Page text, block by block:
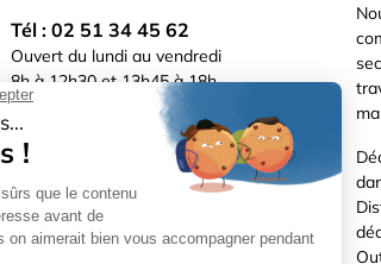
Tél : 02 51 34 45 62
Ouvert du lundi au vendredi
8h à 12h30 et 13h45 à 18h
(17h30 le vendredi)
Rue du Bocage La Ribotière
85170 Le Poiré sur Vie